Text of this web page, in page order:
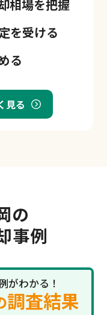
相場を把握
を受ける
る
見る
の
事例
がわかる！
調査結果